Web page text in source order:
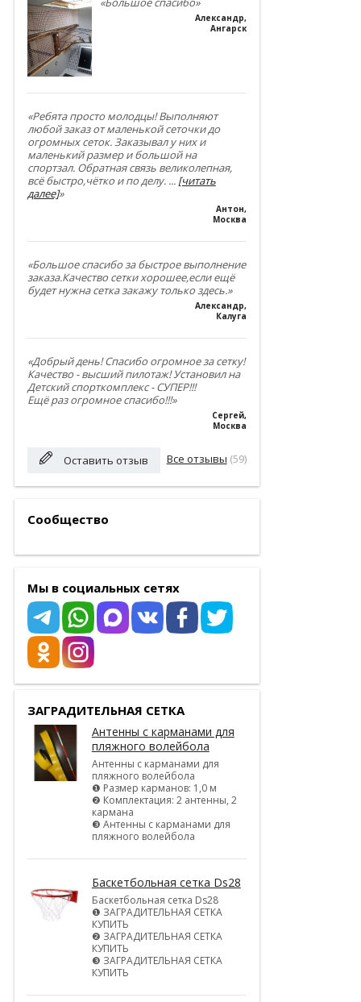
Александр,
Ангарск
«Ребята просто молодцы! Выполняют
любой заказ от маленькой сеточки до
огромных сеток. Заказывал у них и
маленький размер и большой на
спортзал. Обратная связь великолепная,
всё быстро,чётко и по делу. ... [читать
далее]»
Антон,
Москва
«Большое спасибо за быстрое выполнение
заказа.Качество сетки хорошее,если ещё
будет нужна сетка закажу только здесь.»
Александр,
Калуга
«Добрый день! Спасибо огромное за сетку!
Качество - высший пилотаж! Установил на
Детский спорткомплекс - СУПЕР!!!
Ещё раз огромное спасибо!!!»
Сергей,
Москва
Оставить отзыв Все отзывы (59)
Сообщество
Мы в социальных сетях
ЗАГРАДИТЕЛЬНАЯ СЕТКА
Антенны с карманами для
пляжного волейбола
Антенны с карманами для
пляжного волейбола
❶ Размер карманов: 1,0 м
❷ Комплектация: 2 антенны, 2
кармана
❸ Антенны с карманами для
пляжного волейбола
Баскетбольная сетка Ds28
Баскетбольная сетка Ds28
❶ ЗАГРАДИТЕЛЬНАЯ СЕТКА
КУПИТЬ
❷ ЗАГРАДИТЕЛЬНАЯ СЕТКА
КУПИТЬ
❸ ЗАГРАДИТЕЛЬНАЯ СЕТКА
КУПИТЬ